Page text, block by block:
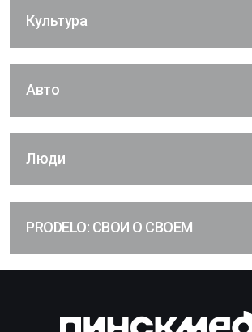
Культура
Авто
Люди
PRODELO: СВОИ О СВОЕМ